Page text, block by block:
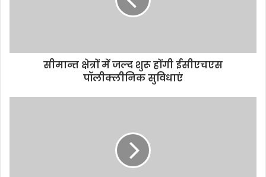
सीमान्त क्षेत्रों में जल्द शुरू होंगी ईसीएचएस
पॉलीक्लीनिक सुविधाएं